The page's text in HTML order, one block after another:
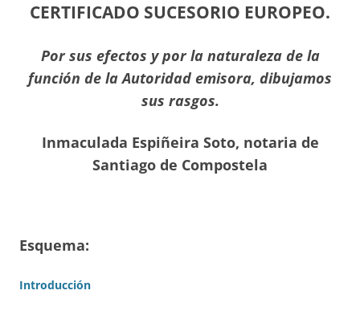
CERTIFICADO SUCESORIO EUROPEO.
Por sus efectos y por la naturaleza de la
función de la Autoridad emisora, dibujamos
sus rasgos.
Inmaculada Espiñeira Soto, notaria de
Santiago de Compostela
Esquema:
Introducción